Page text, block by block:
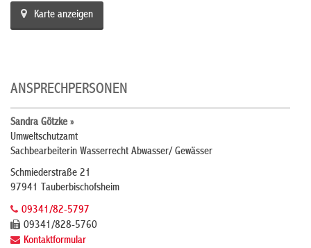
Karte anzeigen
ANSPRECHPERSONEN
Sandra Götzke »
Umweltschutzamt
Sachbearbeiterin Wasserrecht Abwasser/ Gewässer
Schmiederstraße 21
97941 Tauberbischofsheim
09341/82-5797
09341/828-5760
Kontaktformular